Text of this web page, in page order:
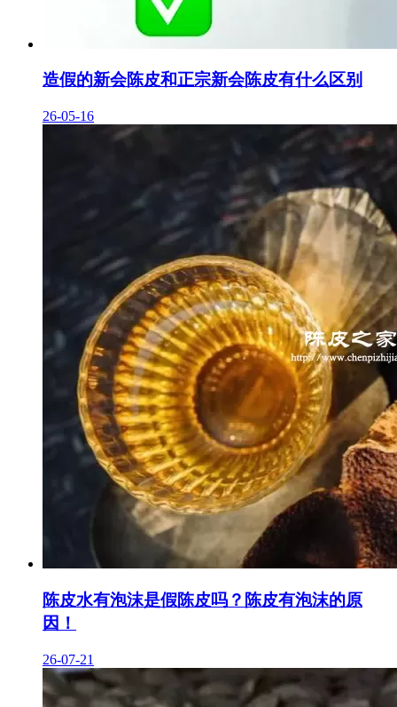
造假的新会陈皮和正宗新会陈皮有什么区别
26-05-16
陈皮水有泡沫是假陈皮吗？陈皮有泡沫的原
因！
26-07-21